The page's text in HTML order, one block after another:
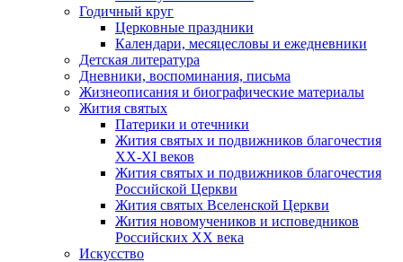
Годичный круг
Церковные праздники
Календари, месяцесловы и ежедневники
Детская литература
Дневники, воспоминания, письма
Жизнеописания и биографические материалы
Жития святых
Патерики и отечники
Жития святых и подвижников благочестия
ХХ-XI веков
Жития святых и подвижников благочестия
Российской Церкви
Жития святых Вселенской Церкви
Жития новомучеников и исповедников
Российских ХХ века
Искусство